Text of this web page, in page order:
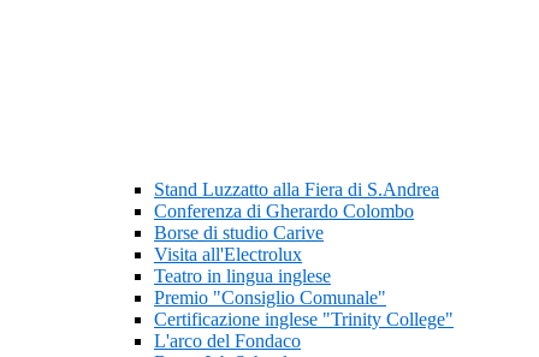
Stand Luzzatto alla Fiera di S.Andrea
Conferenza di Gherardo Colombo
Borse di studio Carive
Visita all'Electrolux
Teatro in lingua inglese
Premio "Consiglio Comunale"
Certificazione inglese "Trinity College"
L'arco del Fondaco